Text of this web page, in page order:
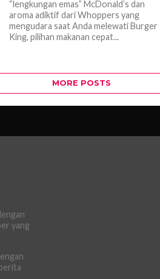
“lengkungan emas” McDonald’s dan
aroma adiktif dari Whoppers yang
mengudara saat Anda melewati Burger
King, pilihan makanan cepat...
MORE POSTS
yang